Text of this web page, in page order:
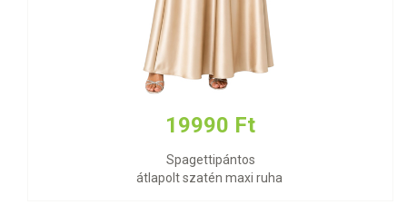
19990 Ft
Spagettipántos
átlapolt szatén maxi ruha